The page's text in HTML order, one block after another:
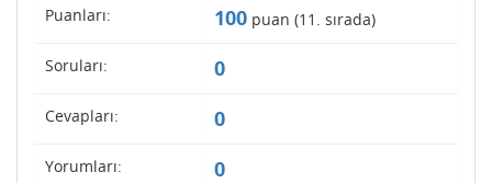
Puanları: 100 puan (11 . sırada)
Soruları: 0
Cevapları: 0
Yorumları: 0